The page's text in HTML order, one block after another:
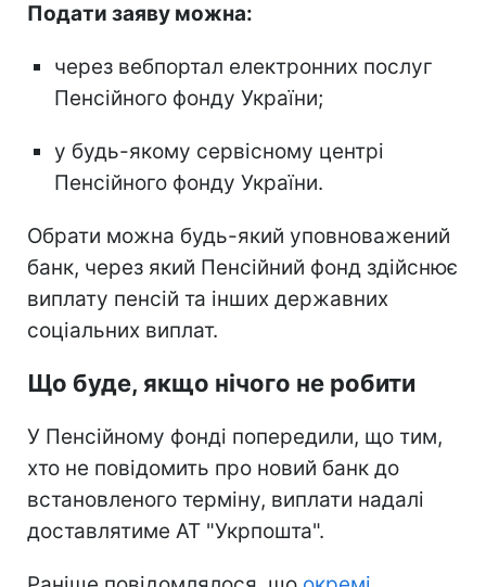
Подати заяву можна:
через вебпортал електронних послуг
Пенсійного фонду України;
у будь-якому сервісному центрі
Пенсійного фонду України.
Обрати можна будь-який уповноважений
банк, через який Пенсійний фонд здійснює
виплату пенсій та інших державних
соціальних виплат.
Що буде, якщо нічого не робити
У Пенсійному фонді попередили, що тим,
хто не повідомить про новий банк до
встановленого терміну, виплати надалі
доставлятиме АТ "Укрпошта".